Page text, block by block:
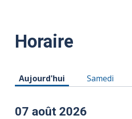
Horaire
Horaire du Vendredi 07 août
Aujourd'hui Horaire du
Samedi
07 août 2026